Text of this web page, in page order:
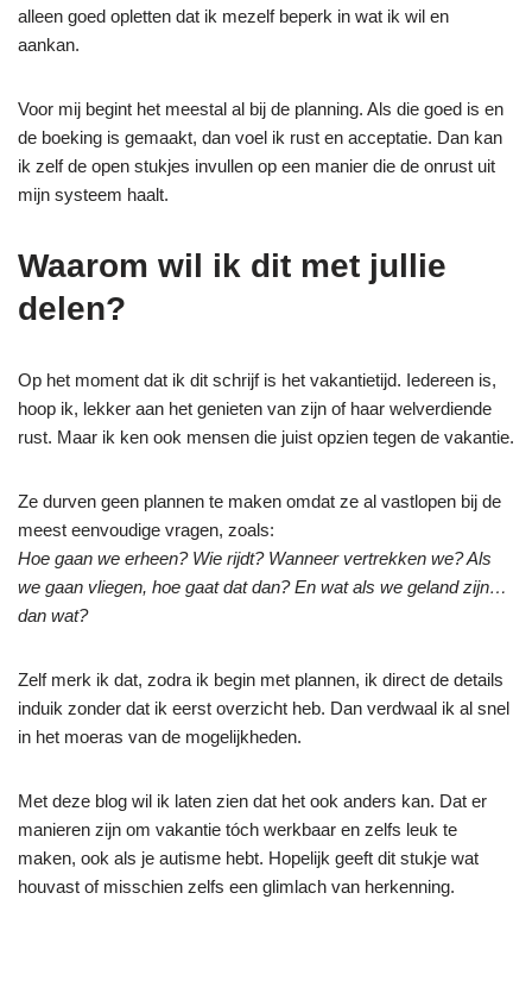
alleen goed opletten dat ik mezelf beperk in wat ik wil en
aankan.
Voor mij begint het meestal al bij de planning. Als die goed is en
de boeking is gemaakt, dan voel ik rust en acceptatie. Dan kan
ik zelf de open stukjes invullen op een manier die de onrust uit
mijn systeem haalt.
Waarom wil ik dit met jullie
delen?
Op het moment dat ik dit schrijf is het vakantietijd. Iedereen is,
hoop ik, lekker aan het genieten van zijn of haar welverdiende
rust. Maar ik ken ook mensen die juist opzien tegen de vakantie.
Ze durven geen plannen te maken omdat ze al vastlopen bij de
meest eenvoudige vragen, zoals:
Hoe gaan we erheen? Wie rijdt? Wanneer vertrekken we? Als
we gaan vliegen, hoe gaat dat dan? En wat als we geland zijn…
dan wat?
Zelf merk ik dat, zodra ik begin met plannen, ik direct de details
induik zonder dat ik eerst overzicht heb. Dan verdwaal ik al snel
in het moeras van de mogelijkheden.
Met deze blog wil ik laten zien dat het ook anders kan. Dat er
manieren zijn om vakantie tóch werkbaar en zelfs leuk te
maken, ook als je autisme hebt. Hopelijk geeft dit stukje wat
houvast of misschien zelfs een glimlach van herkenning.